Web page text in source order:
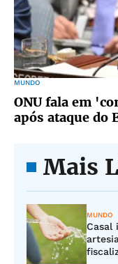
MUNDO
ONU fala em
após ataque do
Mais
MUNDO
Casal